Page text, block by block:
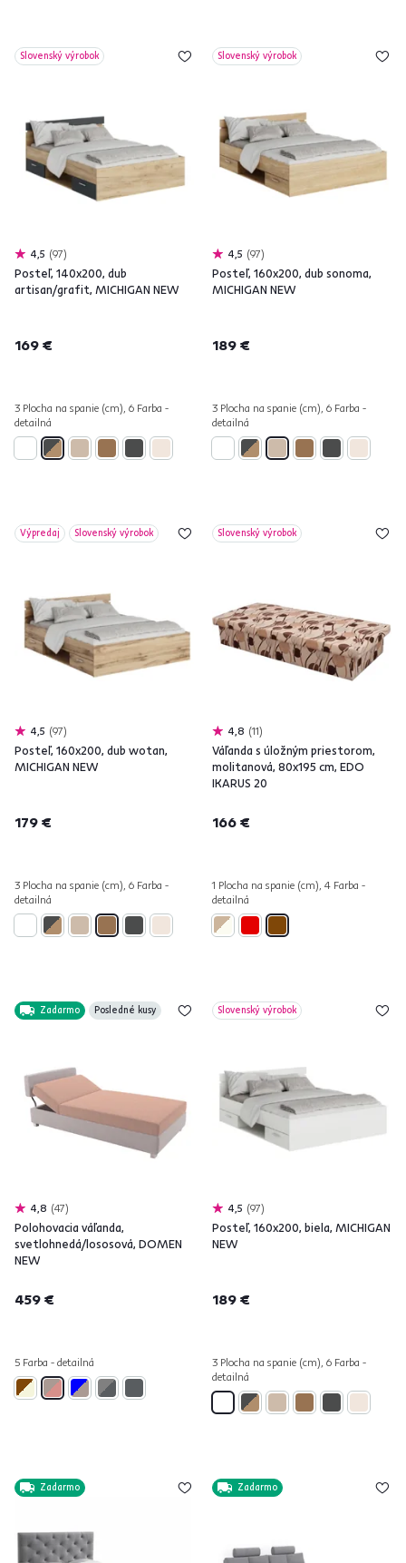
Slovenský výrobok
4,5 97
Posteľ, 140x200, dub
artisan/grafit, MICHIGAN NEW
169 €
3 Plocha na spanie (cm), 6 Farba -
detailná
Slovenský výrobok
4,5 97
Posteľ, 160x200, dub sonoma,
MICHIGAN NEW
189 €
3 Plocha na spanie (cm), 6 Farba -
detailná
Výpredaj Slovenský výrobok
4,5 97
Posteľ, 160x200, dub wotan,
MICHIGAN NEW
179 €
3 Plocha na spanie (cm), 6 Farba -
detailná
Slovenský výrobok
4,8 11
Váľanda s úložným priestorom,
molitanová, 80x195 cm, EDO
IKARUS 20
166 €
1 Plocha na spanie (cm), 4 Farba -
detailná
Zadarmo Posledné kusy
4,8 47
Polohovacia váľanda,
svetlohnedá/lososová, DOMEN
NEW
459 €
5 Farba - detailná
Slovenský výrobok
4,5 97
Posteľ, 160x200, biela, MICHIGAN
NEW
189 €
3 Plocha na spanie (cm), 6 Farba -
detailná
Zadarmo Zadarmo